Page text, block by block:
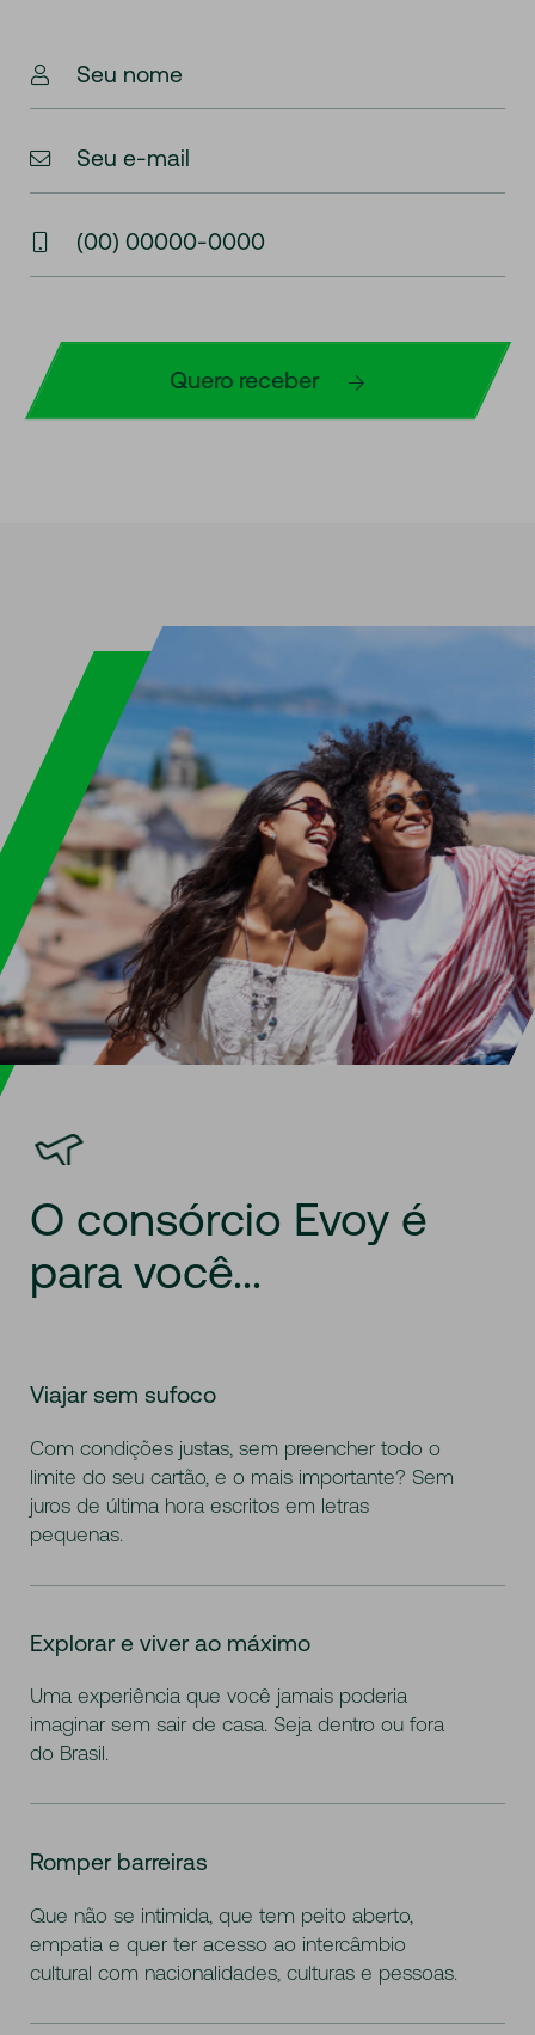
Seu nome
Seu e-mail
(00) 00000-0000
Quero receber
O consórcio Evoy é
para você...
Viajar sem sufoco
Com condições justas, sem preencher todo o
limite do seu cartão, e o mais importante? Sem
juros de última hora escritos em letras
pequenas.
Explorar e viver ao máximo
Uma experiência que você jamais poderia
imaginar sem sair de casa. Seja dentro ou fora
do Brasil.
Romper barreiras
Que não se intimida, que tem peito aberto,
empatia e quer ter acesso ao intercâmbio
cultural com nacionalidades, culturas e pessoas.